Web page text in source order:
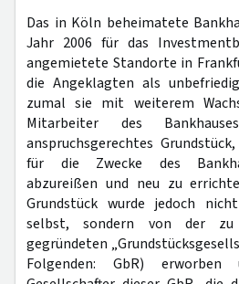
Das in Köln beheimatete
Jahr 2006 für das
angemietete Standorte in
die Angeklagten als
zumal sie mit weiterem
Mitarbeiter des
anspruchsgerechtes
für die Zwecke des
abzureißen und neu zu
Grundstück wurde jedoch
selbst, sondern von der zu
gegründeten
Folgenden: GbR) erworben